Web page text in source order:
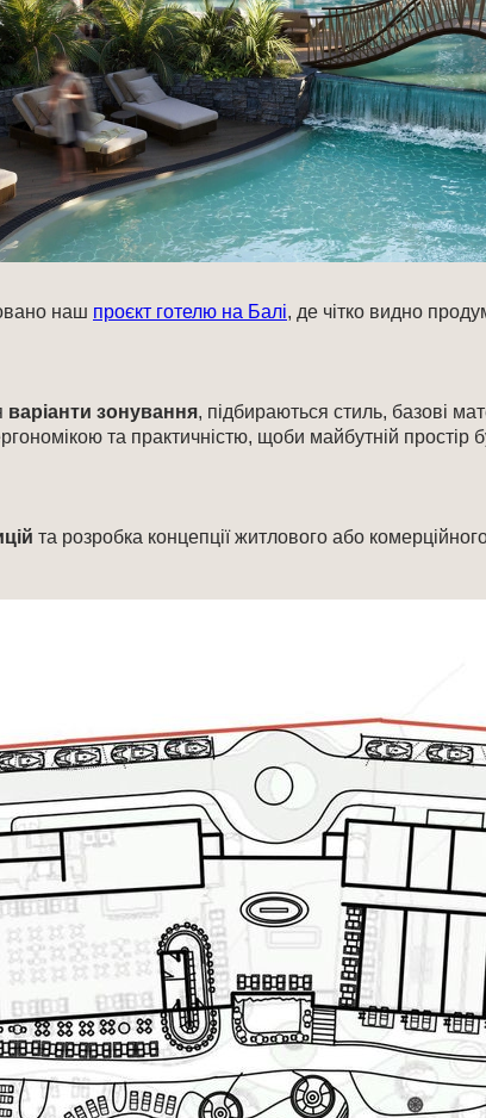
наш проєкт готелю на Балі, де чітко видно
варіанти зонування, підбираються стиль, базові
та практичністю, щоби майбутній простір
та розробка концепції житлового або